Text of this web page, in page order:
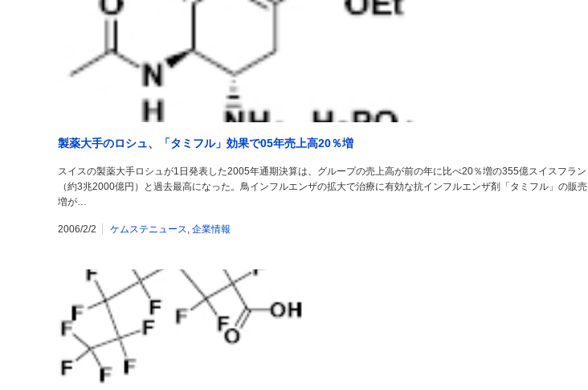
製薬大手のロシュ、「タミフル」効果で05年売上高20％増
スイスの製薬大手ロシュが1日発表した2005年通期決算は、グループの売上高が前の年に比べ20％増の355億スイスフラン
（約3兆2000億円）と過去最高になった。鳥インフルエンザの拡大で治療に有効な抗インフルエンザ剤「タミフル」の販売
増が…
2006/2/2 ケムステニュース, 企業情報